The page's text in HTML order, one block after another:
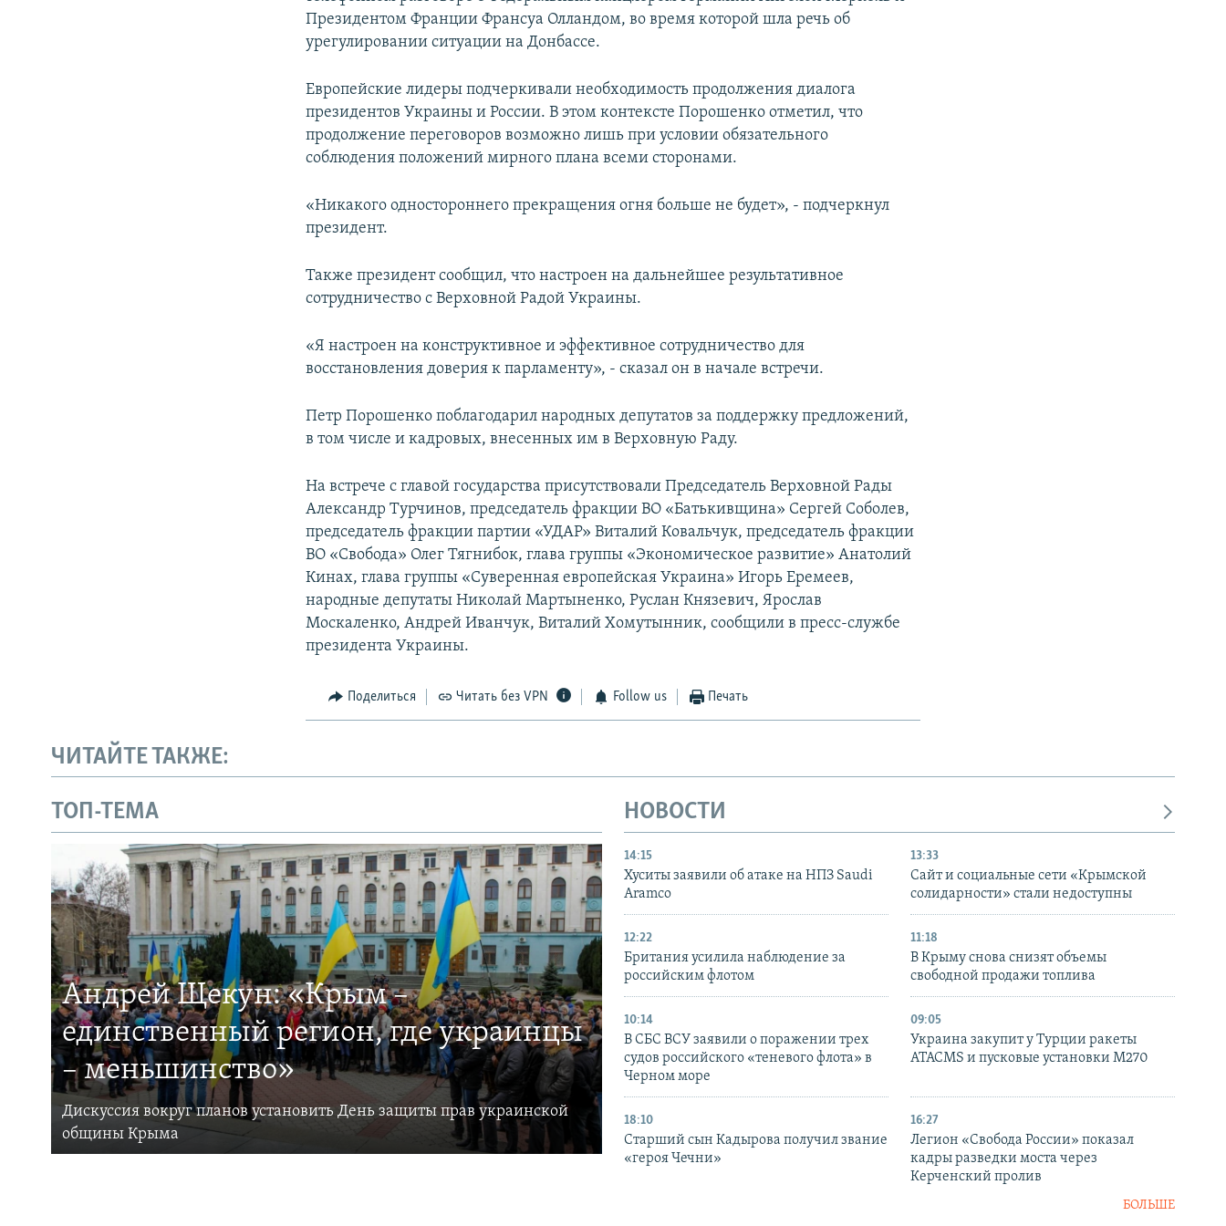
Президентом Франции Франсуа Олландом, во время которой шла речь об
урегулировании ситуации на Донбассе.
Европейские лидеры подчеркивали необходимость продолжения диалога
президентов Украины и России. В этом контексте Порошенко отметил, что
продолжение переговоров возможно лишь при условии обязательного
соблюдения положений мирного плана всеми сторонами.
«Никакого одностороннего прекращения огня больше не будет», - подчеркнул
президент.
Также президент сообщил, что настроен на дальнейшее результативное
сотрудничество с Верховной Радой Украины.
«Я настроен на конструктивное и эффективное сотрудничество для
восстановления доверия к парламенту», - сказал он в начале встречи.
Петр Порошенко поблагодарил народных депутатов за поддержку предложений,
в том числе и кадровых, внесенных им в Верховную Раду.
На встрече с главой государства присутствовали Председатель Верховной Рады
Александр Турчинов, председатель фракции ВО «Батькивщина» Сергей Соболев,
председатель фракции партии «УДАР» Виталий Ковальчук, председатель фракции
ВО «Свобода» Олег Тягнибок, глава группы «Экономическое развитие» Анатолий
Кинах, глава группы «Суверенная европейская Украина» Игорь Еремеев,
народные депутаты Николай Мартыненко, Руслан Князевич, Ярослав
Москаленко, Андрей Иванчук, Виталий Хомутынник, сообщили в пресс-службе
президента Украины.
Поделиться Читать без VPN Follow us Печать
ЧИТАЙТЕ ТАКЖЕ:
ТОП-ТЕМА
Андрей Щекун: «Крым –
единственный регион, где украинцы
– меньшинство»
Дискуссия вокруг планов установить День защиты прав украинской
общины Крыма
НОВОСТИ
14:15
Хуситы заявили об атаке на НПЗ Saudi
Aramco
13:33
Сайт и социальные сети «Крымской
солидарности» стали недоступны
12:22
Британия усилила наблюдение за
российским флотом
11:18
В Крыму снова снизят объемы
свободной продажи топлива
10:14
В СБС ВСУ заявили о поражении трех
судов российского «теневого флота» в
Черном море
09:05
Украина закупит у Турции ракеты
ATACMS и пусковые установки M270
18:10
Старший сын Кадырова получил звание
«героя Чечни»
16:27
Легион «Свобода России» показал
кадры разведки моста через
Керченский пролив
БОЛЬШЕ